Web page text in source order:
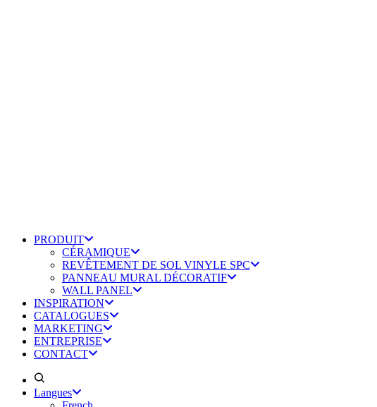
PRODUIT
CÉRAMIQUE
REVÊTEMENT DE SOL VINYLE SPC
PANNEAU MURAL DÉCORATIF
WALL PANEL
INSPIRATION
CATALOGUES
MARKETING
ENTREPRISE
CONTACT
Langues